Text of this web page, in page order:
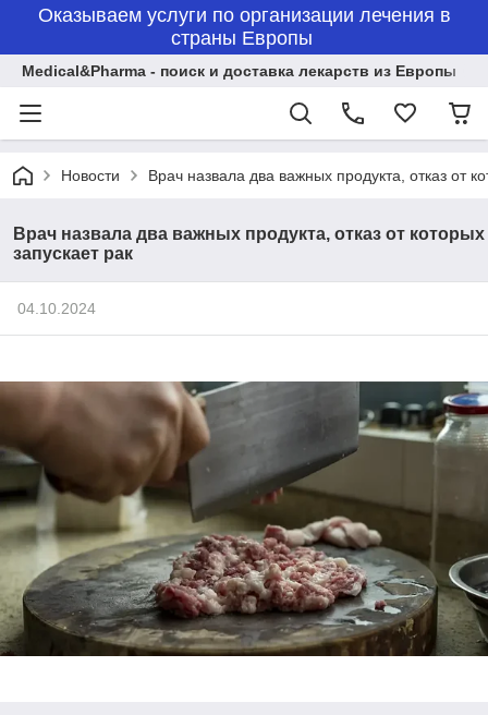
Оказываем услуги по организации лечения в
страны Европы
Medical&Pharma - поиск и доставка лекарств из Европы
Новости Врач назвала два важных продукта, отказ от
Врач назвала два важных продукта, отказ от которых
запускает рак
04.10.2024